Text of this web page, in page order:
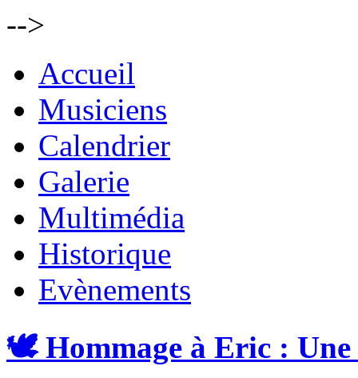
-->
Accueil
Musiciens
Calendrier
Galerie
Multimédia
Historique
Evènements
🕊️ Hommage à Eric : Une